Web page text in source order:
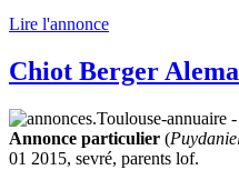
Lire l'annonce
Chiot Berger
Annonce particulier (
01 2015, sevré, parents lof.